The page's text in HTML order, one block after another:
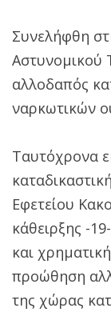
Συνελήφθη
Αστυνομικού
αλλοδαπός
ναρκωτικών
Ταυτόχρονα
Εφετείου
κάθειρξης -
και
προώθηση
της χώρας